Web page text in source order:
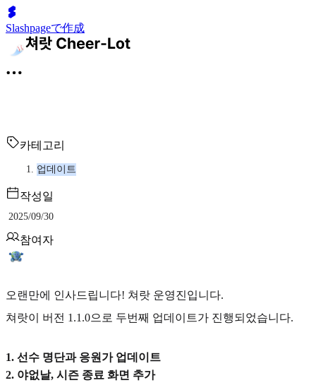
Slashpageで作成
카테고리
업데이트
작성일
2025/09/30
참여자
오랜만에 인사드립니다! 쳐랏 운영진입니다.
쳐랏이 버전 1.1.0으로 두번째 업데이트가 진행되었습니다.
1. 선수 명단과 응원가 업데이트
2. 야없날, 시즌 종료 화면 추가